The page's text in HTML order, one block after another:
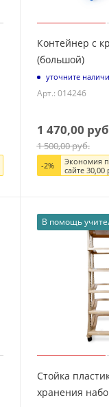
Контейнер с
(большой)
уточните
Арт.: 014246
1 470,00
1 500,00руб.
-2%
Экономия
сайте 30,00
В помощь
Стойка
хранения